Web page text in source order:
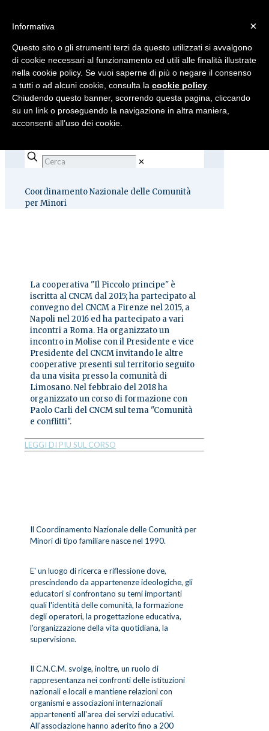
✕
Coordinamento Nazionale delle Comunità
per Minori
La cooperativa "Il Piccolo principe" è
iscritta al CNCM dal 2015; ha partecipato al
convegno del CNCM a Firenze nel 2015, a
Napoli nel 2016 ed ha partecipato a vari
incontri a Roma. Ha organizzato un
incontro in Molise con il Presidente e vice
Presidente del CNCM invitando le altre
cooperative presenti sul territorio seguito
da una visita presso la comunità di
Limosano. Nel febbraio del 2018 ha
organizzato un corso di formazione con
Paolo Carli del CNCM sul tema "Comunità
e conflitti".
LEGGI DI PIU SUL CORSO
Il Coordinamento Nazionale delle Comunità per
Minori di tipo familiare nasce nel 1990.
E' un luogo di ricerca e riflessione dove,
prescindendo da appartenenze ideologiche, gli
educatori si confrontano su temi importanti
quali l'identità delle comunità, la formazione
degli operatori, la progettazione educativa,
l'organizzazione della vita quotidiana, la
supervisione.
Il C.N.C.M. svolge, inoltre, un ruolo di
rappresentanza nei confronti delle istituzioni
nazionali e locali e mantiene relazioni con
organismi e associazioni internazionali
appartenenti all'area dei servizi educativi.
All'associazione hanno aderito fino a 200
×
Informativa
Questo sito o gli strumenti terzi da questo utilizzati si avvalgono
di cookie necessari al funzionamento ed utili alle finalità illustrate
nella cookie policy. Se vuoi saperne di più o negare il consenso
a tutti o ad alcuni cookie, consulta la cookie policy
Chiudendo questo banner, scorrendo questa pagina, cliccando
su un link o proseguendo la navigazione in altra maniera,
acconsenti all’uso dei cookie.